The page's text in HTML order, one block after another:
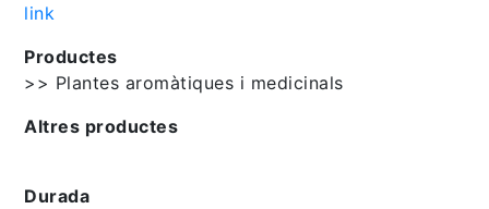
link
Productes
>> Plantes aromàtiques i medicinals
Altres productes
Durada